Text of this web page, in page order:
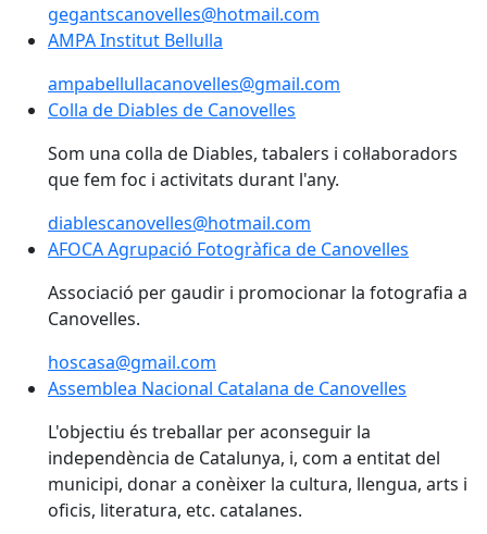
gegantscanovelles@hotmail.com
AMPA Institut Bellulla
AMPA Institut Bellulla
ampabellullacanovelles@gmail.com
Colla de Diables de Canovelles
Colla de Diables de Canovelles
Som una colla de Diables, tabalers i col·laboradors
que fem foc i activitats durant l'any.
diablescanovelles@hotmail.com
AFOCA Agrupació Fotogràfica de Canovelles
Associació per gaudir i promocionar la fotografia a
Canovelles.
hoscasa@gmail.com
Assemblea Nacional Catalana de Canovelles
Assemblea Nacional Catalana de Canovelles
L'objectiu és treballar per aconseguir la
independència de Catalunya, i, com a entitat del
municipi, donar a conèixer la cultura, llengua, arts i
oficis, literatura, etc. catalanes.